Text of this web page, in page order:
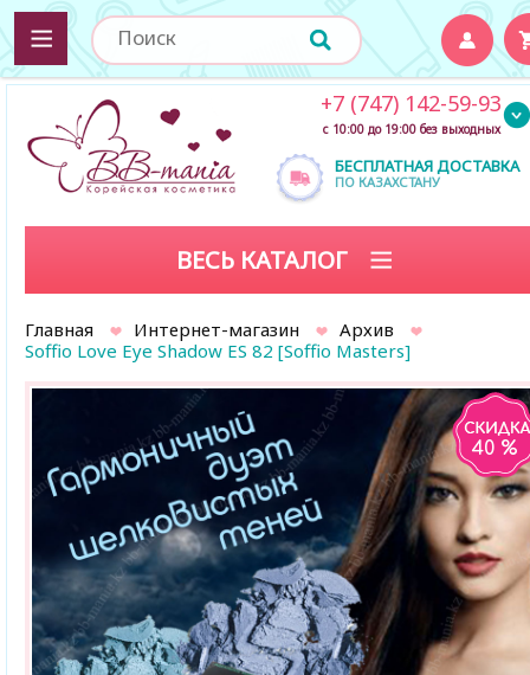
БЕСПЛАТНАЯ ДОСТАВКА
ПО КАЗАХСТАНУ
+7 (747) 142-59-93
с 10:00 до 19:00 без выходных
ВЕСЬ КАТАЛОГ
Главная Интернет-магазин
Архив
Soffio Love Eye Shadow ES 82 [Soffio Masters]
40 %